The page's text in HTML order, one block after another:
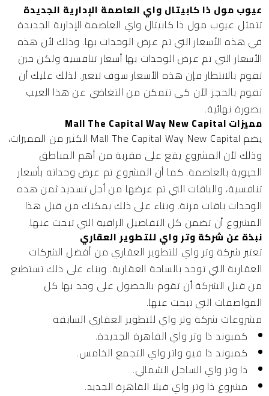
عيوب مول ذا كابيتال واي العاصمة الإدارية الجديدة
تتمثل عيوب مول ذا كابيتال واي العاصمة الإدارية الجديدة
في هذه الأسعار التي تم عرض الوحدات بها. وذلك لأن هذه
الأسعار التي تم عرض الوحدات بها أسعار تنافسية ولكن حين
تقوم بالانتظار فإن هذه الأسعار سوف تتغير. لذلك عليك أن
تقوم بالحجز الآن كي تتمكن من التغاضي عن هذا العيب
بصورة نهائية.
مميزات Mall The Capital Way New Capital
يضم Mall The Capital Way New Capital الكثير من المميزات،
وذلك لأن المشروع يقع على مقربة من أهم المناطق
الحيوية بالعاصمة. كما أن المشروع تم عرض وحداته بأسعار
تنافسية، والباقات التي تم عرضها من أجل تسديد ثمن هذه
الوحدات باقات مرنة. وبناء على ذلك يمكنك من قبل هذا
المشروع أن تضمن كل التفاصيل الراقية التي تبحث عنها.
نبذة عن شركة وتر واي للتطوير العقاري
تعتبر شركة وتر واي للتطوير العقاري من أفضل الشركات
العقارية التي توجد بالساحة العقارية. وبناء على ذلك تستطيع
من قبل الشركة أن تقوم بالحصول على وحد بها كل
المواصفات التي تبحث عنها.
مشروعات شركة وتر واي للتطوير العقاري السابقة
كمبوند ذا وتر واي القاهرة الجديدة.
كمبوند ذا فيو واتر واي التجمع الخامس.
ذا وتر واي الساحل الشمالي.
مشروع ذا وتر واي فيلا القاهرة الجديد.